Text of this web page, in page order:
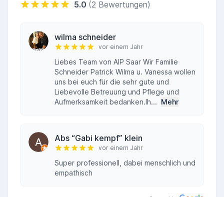
5.0 (2 Bewertungen)
wilma schneider
vor einem Jahr
Liebes Team von AIP Saar Wir Familie
Schneider Patrick Wilma u. Vanessa wollen
uns bei euch für die sehr gute und
Liebevolle Betreuung und Pflege und
Aufmerksamkeit bedanken.Ih... Mehr
Abs “Gabi kempf” klein
vor einem Jahr
Super professionell, dabei menschlich und
empathisch